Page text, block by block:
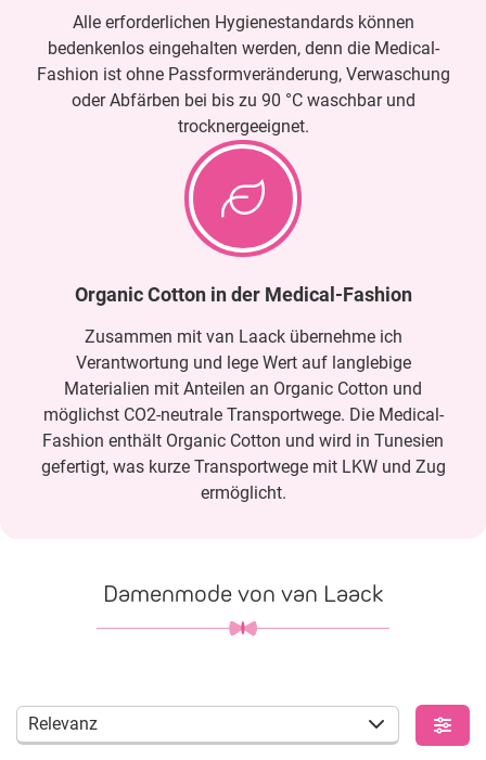
Alle erforderlichen Hygienestandards können
bedenkenlos eingehalten werden, denn die Medical-
Fashion ist ohne Passformveränderung, Verwaschung
oder Abfärben bei bis zu 90 °C waschbar und
trocknergeeignet.
Organic Cotton in der Medical-Fashion
Zusammen mit van Laack übernehme ich
Verantwortung und lege Wert auf langlebige
Materialien mit Anteilen an Organic Cotton und
möglichst CO2-neutrale Transportwege. Die Medical-
Fashion enthält Organic Cotton und wird in Tunesien
gefertigt, was kurze Transportwege mit LKW und Zug
ermöglicht.
Damenmode von van Laack
Relevanz